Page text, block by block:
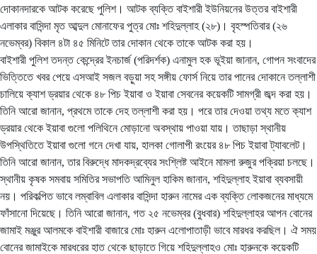
দোকানদারকে আটক করেছে পুলিশ। আটক ব্যক্তি বাইশারী ইউনিয়নের উত্তর বাইশারী
এলাকার বাসিন্দা মৃত আব্দুল মোনাফের পুত্র মোঃ শহিদুল্লাহ (২৮)। বৃহস্পতিবার (২৬
নভেম্বর) বিকাল ৪টা ৪৫ মিনিটে তার দোকান থেকে তাকে আটক করা হয়।
বাইশারী পুলিশ তদন্ত কেন্দ্রের ইনচার্জ (পরিদর্শক) এনামুল হক ভূইয়া জানান, গোপন সংবাদের
ভিত্তিতে খবর পেয়ে এসআই সজল বড়ুয়া সহ সঙ্গীয় ফোর্স নিয়ে তার পানের দোকানে তল্লাশী
চালিয়ে ক্যাশ ড্রয়ার থেকে ৪৮ পিচ ইয়াবা ও ইয়াবা সেবনের কয়েকটি সামগ্রী জব্দ করা হয়।
তিনি আরো জানান, প্রথমে তাকে দেহ তল্লাশী করা হয়। পরে তার দেওয়া তথ্য মতে ক্যাশ
ড্রয়ার থেকে ইয়াবা গুলো পলিথিনে মোড়ানো অবস্থায় পাওয়া যায়। তাছাড়া স্থানীয়
উপস্থিতিতে ইয়াবা গুলো গনে দেখা যায়, হালকা গোলাপী রংয়ের ৪৮ পিচ ইয়াবা ট্যাবলেট।
তিনি আরো জানান, তার বিরুদ্ধে মাদকদ্রব্যের সংশ্লিষ্ট আইনে মামলা রুজুর পক্রিয়া চলছে।
স্থানীয় কৃষক সমবায় সমিতির সভাপতি আমিনুল হাকিম জানান, শহিদুল্লাহ ইয়াবা ব্যবসায়ী
নয়। পরিকল্পিত ভাবে লম্বাবিল এলাকার বাসিন্দা হারুন নামের এক ব্যক্তি লোকজনের মাধ্যমে
ফাঁসানো দিয়েছে। তিনি আরো জানান, গত ২৫ নভেম্বর (বুধবার) শহিদুল্লাহর আপন বোনের
জামাই মঞ্জুর আলমকে বাইশারী বাজারে মোঃ হারুন এলোপাতাড়ী ভাবে মারধর করছিল। ঐ সময়
বোনের জামাইকে মারধরের হাত থেকে ছাড়াতে গিয়ে শহিদুল্লাহও মোঃ হারুনকে কয়েকটি